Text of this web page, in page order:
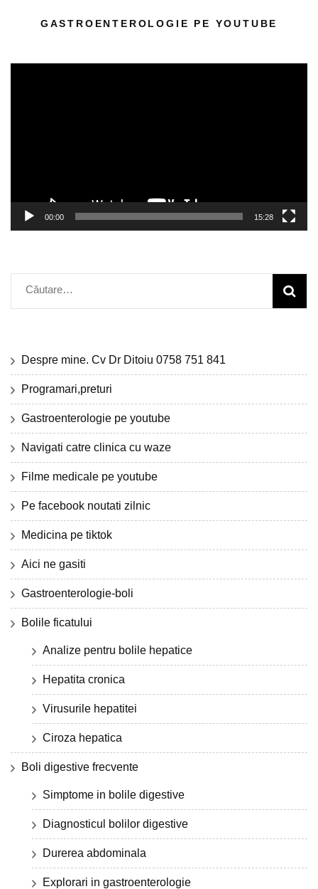
GASTROENTEROLOGIE PE YOUTUBE
00:00 15:28
Caută
după:
Despre mine. Cv Dr Ditoiu 0758 751 841
Programari,preturi
Gastroenterologie pe youtube
Navigati catre clinica cu waze
Filme medicale pe youtube
Pe facebook noutati zilnic
Medicina pe tiktok
Aici ne gasiti
Gastroenterologie-boli
Bolile ficatului
Analize pentru bolile hepatice
Hepatita cronica
Virusurile hepatitei
Ciroza hepatica
Boli digestive frecvente
Simptome in bolile digestive
Diagnosticul bolilor digestive
Durerea abdominala
Explorari in gastroenterologie